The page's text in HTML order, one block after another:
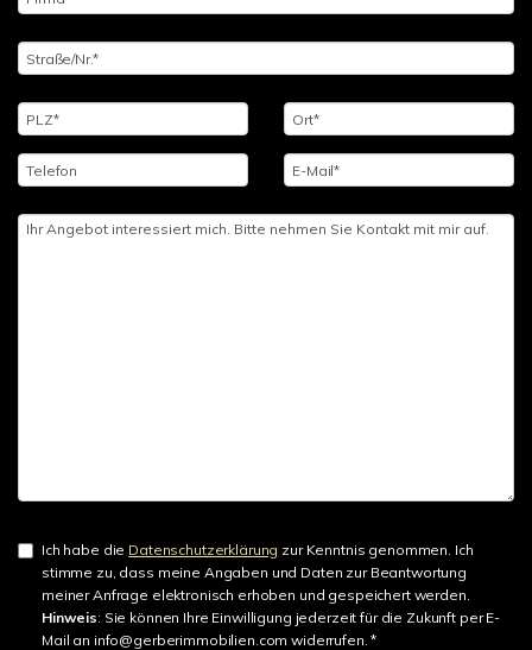
Ich habe die Datenschutzerklärung zur Kenntnis genommen. Ich
stimme zu, dass meine Angaben und Daten zur Beantwortung
meiner Anfrage elektronisch erhoben und gespeichert werden.
Hinweis: Sie können Ihre Einwilligung jederzeit für die Zukunft per E-
Mail an info@gerberimmobilien.com widerrufen. *